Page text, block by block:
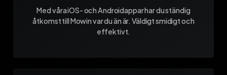
Med våra iOS- och Androidappar har du ständig
åtkomst till Mowin var du än är. Väldigt smidigt och
effektivt.